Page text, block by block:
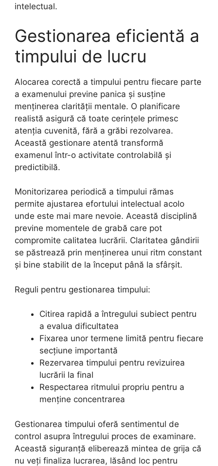
intelectual.
Gestionarea eficientă a
timpului de lucru
Alocarea corectă a timpului pentru fiecare parte
a examenului previne panica și susține
menținerea clarității mentale. O planificare
realistă asigură că toate cerințele primesc
atenția cuvenită, fără a grăbi rezolvarea.
Această gestionare atentă transformă
examenul într-o activitate controlabilă și
predictibilă.
Monitorizarea periodică a timpului rămas
permite ajustarea efortului intelectual acolo
unde este mai mare nevoie. Această disciplină
previne momentele de grabă care pot
compromite calitatea lucrării. Claritatea gândirii
se păstrează prin menținerea unui ritm constant
și bine stabilit de la început până la sfârșit.
Reguli pentru gestionarea timpului:
Citirea rapidă a întregului subiect pentru
a evalua dificultatea
Fixarea unor termene limită pentru fiecare
secțiune importantă
Rezervarea timpului pentru revizuirea
lucrării la final
Respectarea ritmului propriu pentru a
menține concentrarea
Gestionarea timpului oferă sentimentul de
control asupra întregului proces de examinare.
Această siguranță eliberează mintea de grija că
nu veți finaliza lucrarea, lăsând loc pentru